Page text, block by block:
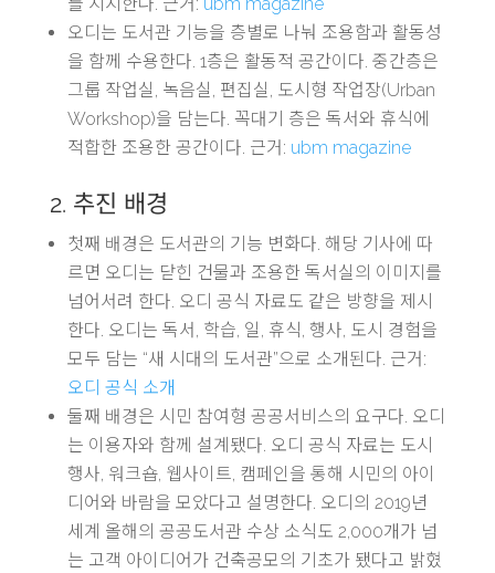
오디는 도서관 기능을 층별로 나눠 조용함과 활동성
을 함께 수용한다. 1층은 활동적 공간이다. 중간층은
그룹 작업실, 녹음실, 편집실, 도시형 작업장(Urban
Workshop)을 담는다. 꼭대기 층은 독서와 휴식에
적합한 조용한 공간이다. 근거: ubm magazine
2. 추진 배경
첫째 배경은 도서관의 기능 변화다. 해당 기사에 따
르면 오디는 닫힌 건물과 조용한 독서실의 이미지를
넘어서려 한다. 오디 공식 자료도 같은 방향을 제시
한다. 오디는 독서, 학습, 일, 휴식, 행사, 도시 경험을
모두 담는 “새 시대의 도서관”으로 소개된다. 근거:
오디 공식 소개
둘째 배경은 시민 참여형 공공서비스의 요구다. 오디
는 이용자와 함께 설계됐다. 오디 공식 자료는 도시
행사, 워크숍, 웹사이트, 캠페인을 통해 시민의 아이
디어와 바람을 모았다고 설명한다. 오디의 2019년
세계 올해의 공공도서관 수상 소식도 2,000개가 넘
는 고객 아이디어가 건축공모의 기초가 됐다고 밝혔